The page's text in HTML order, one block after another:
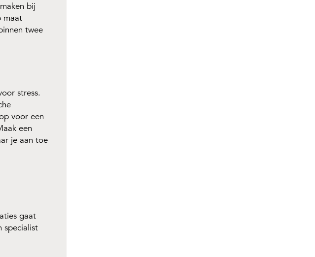
bij
maat
twee
stress.
voor een
een
je aan toe
gaat
specialist